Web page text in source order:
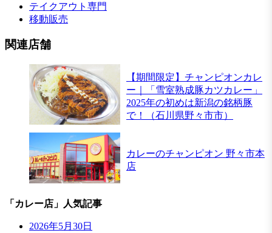
テイクアウト専門
移動販売
関連店舗
【期間限定】チャンピオンカレ
ー｜「雪室熟成豚カツカレー」
2025年の初めは新潟の銘柄豚
で！（石川県野々市市）
カレーのチャンピオン 野々市本
店
「カレー店」人気記事
2026年5月30日